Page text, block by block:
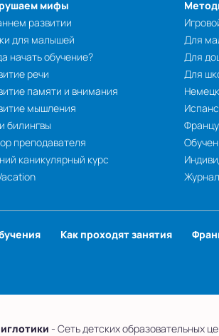
мифы
развитии
для малышей
начать обучение?
речи
памяти и внимания
мышления
билингвы
преподавателя
каникулярный курс
Для
Для
Для
Как проходят занятия
- Сеть детских образовательных